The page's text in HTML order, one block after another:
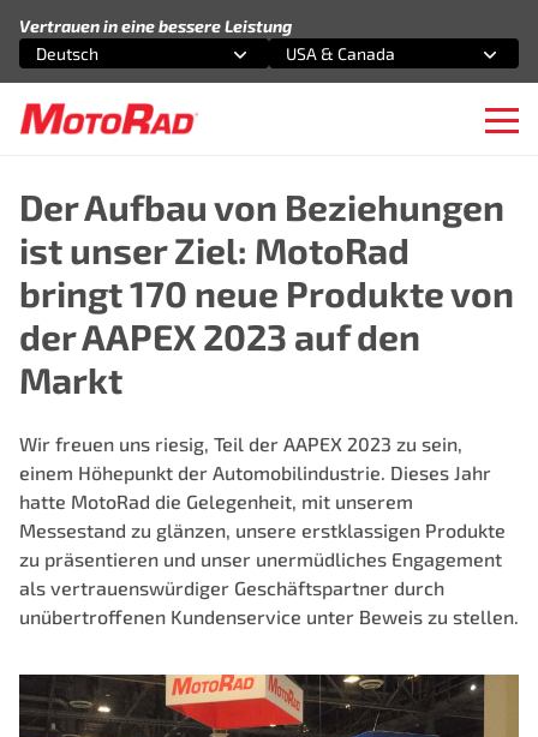
Vertrauen in eine bessere Leistung
Wählen Sie eine Option
Deutsch
Wählen Sie eine Option
USA & Canada
Der Aufbau von Beziehungen
ist unser Ziel: MotoRad
bringt 170 neue Produkte von
der AAPEX 2023 auf den
Markt
Wir freuen uns riesig, Teil der AAPEX 2023 zu sein,
einem Höhepunkt der Automobilindustrie. Dieses Jahr
hatte MotoRad die Gelegenheit, mit unserem
Messestand zu glänzen, unsere erstklassigen Produkte
zu präsentieren und unser unermüdliches Engagement
als vertrauenswürdiger Geschäftspartner durch
unübertroffenen Kundenservice unter Beweis zu stellen.